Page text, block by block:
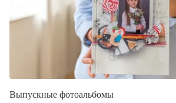
Выпускные фотоальбомы